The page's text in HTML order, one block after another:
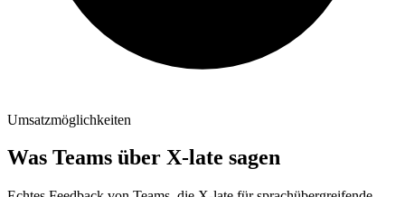
Umsatzmöglichkeiten
Was Teams über X-late sagen